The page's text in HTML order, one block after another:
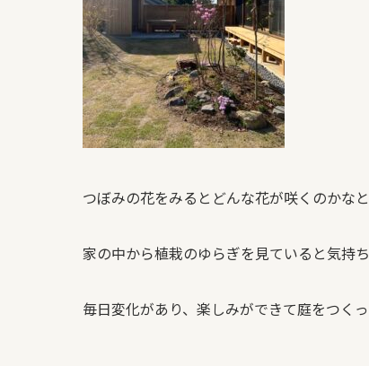
つぼみの花をみるとどんな花が咲くのかな
家の中から植栽のゆらぎを見ていると気持
毎日変化があり、楽しみができて庭をつく